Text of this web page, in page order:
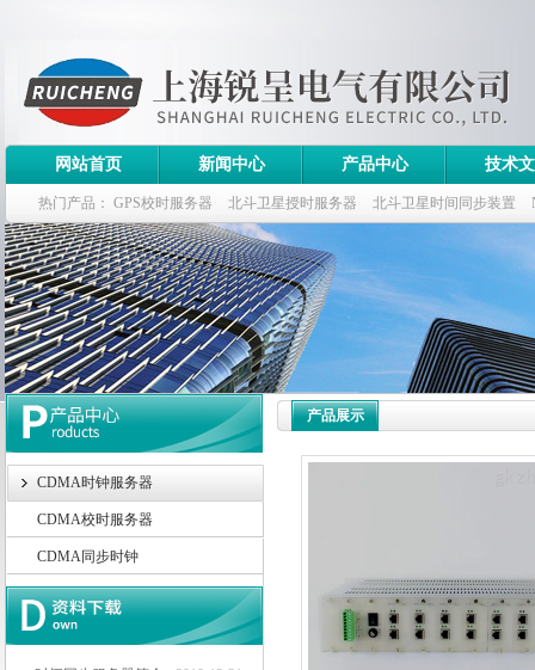
上海锐呈电气有限公司
网站首页 新闻中心 产品中心 技术
热门产品： GPS校时服务器 北斗卫星授时服务器 北斗卫星时间同步装置
斗卫星同步时钟指标
CDMA时钟服务器
CDMA校时服务器
CDMA同步时钟
产品展示